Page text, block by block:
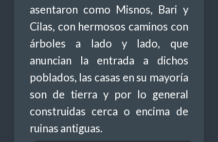
asentaron como Misnos, Bari y
Cilas, con hermosos caminos con
árboles a lado y lado, que
anuncian la entrada a dichos
poblados, las casas en su mayoría
son de tierra y por lo general
construidas cerca o encima de
ruinas antiguas.